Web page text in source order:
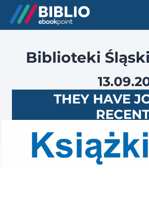
Biblioteki
THEY HAVE